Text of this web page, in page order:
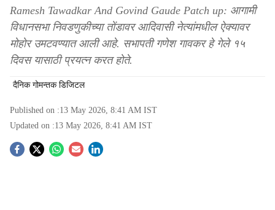
Ramesh Tawadkar And Govind Gaude Patch up: आगामी
विधानसभा निवडणुकीच्या तोंडावर आदिवासी नेत्यांमधील ऐक्यावर
मोहोर उमटवण्यात आली आहे. सभापती गणेश गावकर हे गेले १५
दिवस यासाठी प्रयत्न करत होते.
दैनिक गोमन्तक डिजिटल
Published on :13 May 2026, 8:41 AM IST
Updated on :13 May 2026, 8:41 AM IST
S